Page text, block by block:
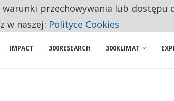
DWA PODMIOTY Z POLSKI
IMPACT 300RESEARCH 300KLIMAT
przechowywania lub dostępu
w naszej: Polityce Cookies